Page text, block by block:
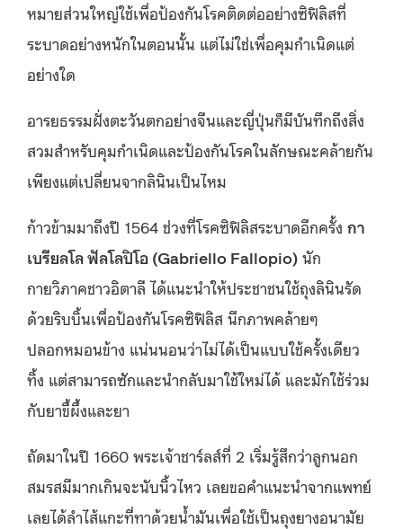
หมายส่วนใหญ่ใช้เพื่อป้องกันโรคติดต่ออย่างซิฟิลิสที่
ระบาดอย่างหนักในตอนนั้น แต่ไม่ใช่เพื่อคุมกำเนิดแต่
อย่างใด
อารยธรรมฝั่งตะวันตกอย่างจีนและญี่ปุ่นก็มีบันทึกถึงสิ่ง
สวมสำหรับคุมกำเนิดและป้องกันโรคในลักษณะคล้ายกัน
เพียงแต่เปลี่ยนจากลินินเป็นไหม
ก้าวข้ามมาถึงปี 1564 ช่วงที่โรคซิฟิลิสระบาดอีกครั้ง กา
เบรียลโล ฟัลโลปิโอ (Gabriello Fallopio) นัก
กายวิภาคชาวอิตาลี ได้แนะนำให้ประชาชนใช้ถุงลินินรัด
ด้วยริบบิ้นเพื่อป้องกันโรคซิฟิลิส นึกภาพคล้ายๆ
ปลอกหมอนข้าง แน่นนอนว่าไม่ได้เป็นแบบใช้ครั้งเดียว
ทิ้ง แต่สามารถซักและนำกลับมาใช้ใหม่ได้ และมักใช้ร่วม
กับยาขี้ผึ้งและยา
ถัดมาในปี 1660 พระเจ้าชาร์ลส์ที่ 2 เริ่มรู้สึกว่าลูกนอก
สมรสมีมากเกินจะนับนิ้วไหว เลยขอคำแนะนำจากแพทย์
เลยได้ลำไส้แกะที่ทาด้วยน้ำมันเพื่อใช้เป็นถุงยางอนามัย